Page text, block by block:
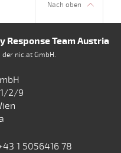
Nach oben
Response Team Austria
nic.at GmbH.
2/9
1 5056416 78